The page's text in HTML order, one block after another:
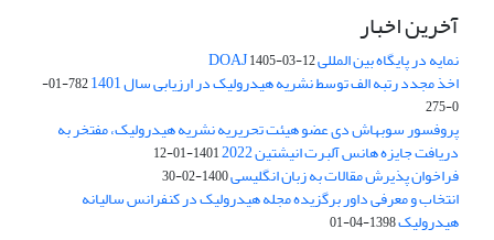
آخرین اخبار
نمایه در پایگاه بین المللی DOAJ1405-03-12
اخذ مجدد رتبه الف توسط نشریه هیدرولیک در ارزیابی سال 1401
782-01-
0-275
پروفسور سوبهاش دی عضو هیئت تحریریه نشریه هیدرولیک، مفتخر به
دریافت جایزه هانس آلبرت انیشتین 2022 1401-01-12
فراخوان پذیرش مقالات به زبان انگلیسی1400-02-30
انتخاب و معرفی داور برگزیده مجله هیدرولیک در کنفرانس سالیانه
هیدرولیک1398-04-01